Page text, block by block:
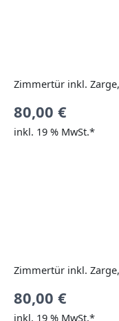
Zimmertür inkl.
80,00 €
inkl. 19 % MwSt.*
Zimmertür inkl.
80,00 €
inkl. 19 % MwSt.*